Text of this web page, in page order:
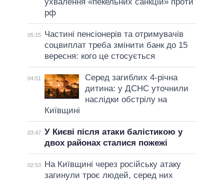
рф
05:15
Частині пенсіонерів та отримувачів
соцвиплат треба змінити банк до 15
вересня: кого це стосується
04:51
Серед загиблих 4-річна
дитина: у ДСНС уточнили
наслідки обстрілу на
Київщині
03:47 У Києві після атаки балістикою у
двох районах сталися пожежі
02:53
На Київщині через російську атаку
загинули троє людей, серед них